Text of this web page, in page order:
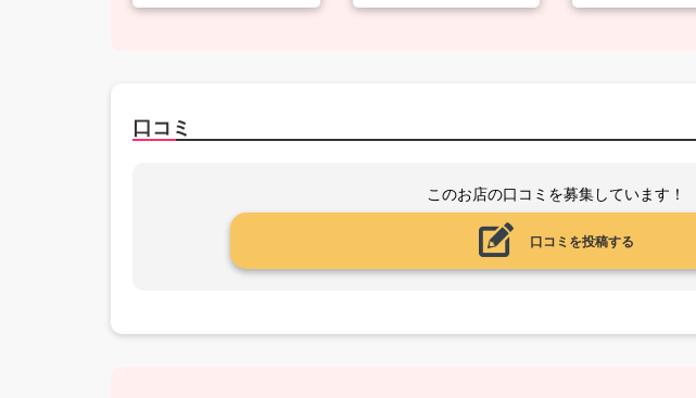
口コミ
このお店の口コミを募集しています！
口コミを投稿する